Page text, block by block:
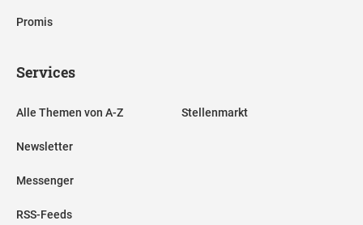
Promis
Services
Alle Themen von A-Z
Newsletter
Messenger
RSS-Feeds
Stellenmarkt